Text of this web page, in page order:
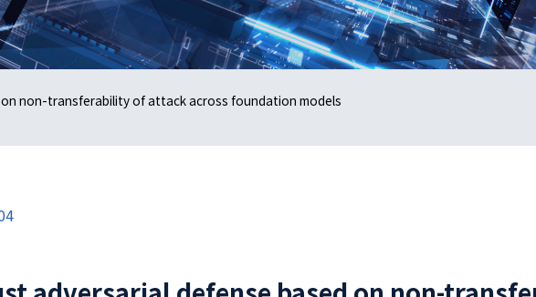
non-transferability of attack across foundation models